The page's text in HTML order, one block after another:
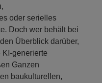
oder serielles
Doch wer behält bei
Überblick darüber,
generierte
Ganzen
baukulturellen,